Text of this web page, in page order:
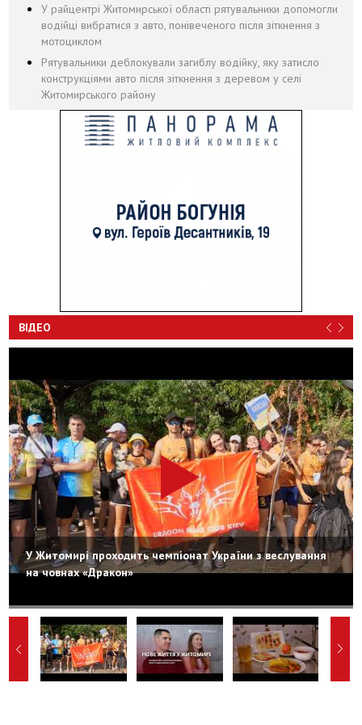
У райцентрі Житомирської області рятувальники допомогли
водійці вибратися з авто, понівеченого після зіткнення з
мотоциклом
Рятувальники деблокували загиблу водійку, яку затисло
конструкціями авто після зіткнення з деревом у селі
Житомирського району
ВІДЕО
У Житомирі проходить чемпіонат України з веслування
на човнах «Дракон»